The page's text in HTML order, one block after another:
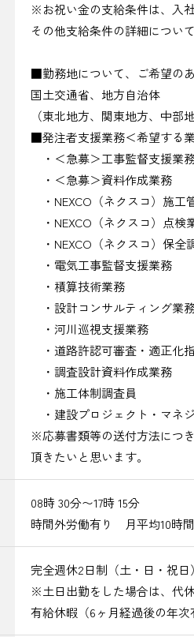
※お祝い金の支給条件は、入
その他支給条件の詳細につい
■勤務地について、ご希望の
国土交通省、地方自治体
（東北地方、関東地方、中部
■発注者支援業務＜希望する
・＜急募＞工事監督支援業
・＜急募＞資料作成業務
・NEXCO（ネクスコ）施工
・NEXCO（ネクスコ）点検
・NEXCO（ネクスコ）保全
・電気工事監督支援業務
・積算技術業務
・設計コンサルティング業
・河川巡視支援業務
・道路許認可審査・適正化
・調査設計資料作成業務
・施工体制調査員
・建設プロジェクト・マネ
※応募書類等の送付方法につ
頂きたいと思います。
08時 30分〜17時 15分
時間外労働有り 月平均10時間
完全週休2日制（土・日・祝
※土日出勤をした場合は、代
有給休暇（6ヶ月経過後の年